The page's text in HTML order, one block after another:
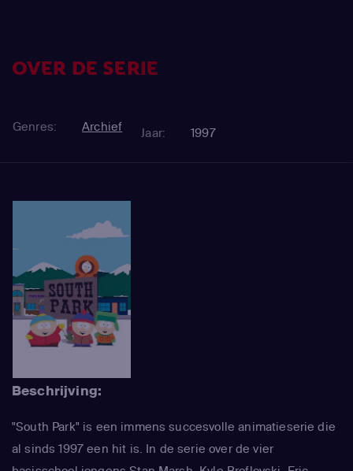
OVER DE SERIE
Genres: Archief Jaar: 1997
Beschrijving:
"South Park" is een immens succesvolle animatieserie die
al sinds 1997 een hit is. In de serie over de vier